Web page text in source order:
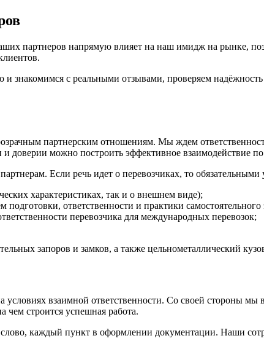
партнеров напрямую влияет на наш имидж на рынке,
знакомимся с реальными отзывами, проверяем
партнерским отношениям. Мы ждем
доверии можно построить эффективное взаимодействие
Если речь идет о перевозчиках, то
характеристиках, так и о внешнем виде);
ответственности и практики самостоятельного
перевозчика для международных перевозок;
запоров и замков, а также цельнометаллический
взаимной ответственности. Со своей стороны мы
строится успешная работа.
каждый пункт в оформлении документации. Наши